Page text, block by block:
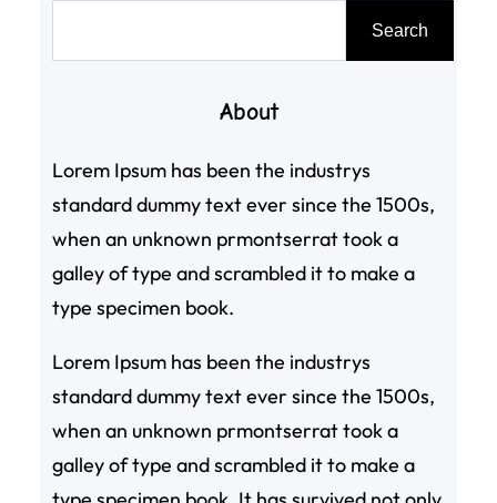
Search
About
Lorem Ipsum has been the industrys
standard dummy text ever since the 1500s,
when an unknown prmontserrat took a
galley of type and scrambled it to make a
type specimen book.
Lorem Ipsum has been the industrys
standard dummy text ever since the 1500s,
when an unknown prmontserrat took a
galley of type and scrambled it to make a